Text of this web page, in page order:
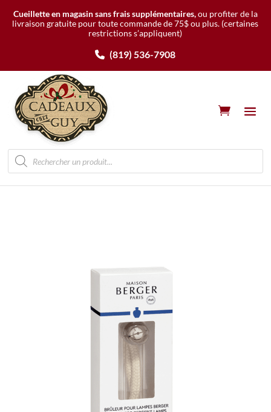
Cueillette en magasin sans frais supplémentaires,ou profiter de la
livraison gratuite pour toute commande de 75$ ou plus. (certaines
restrictions s’appliquent)
(819) 536-7908
Recherche
de
produits